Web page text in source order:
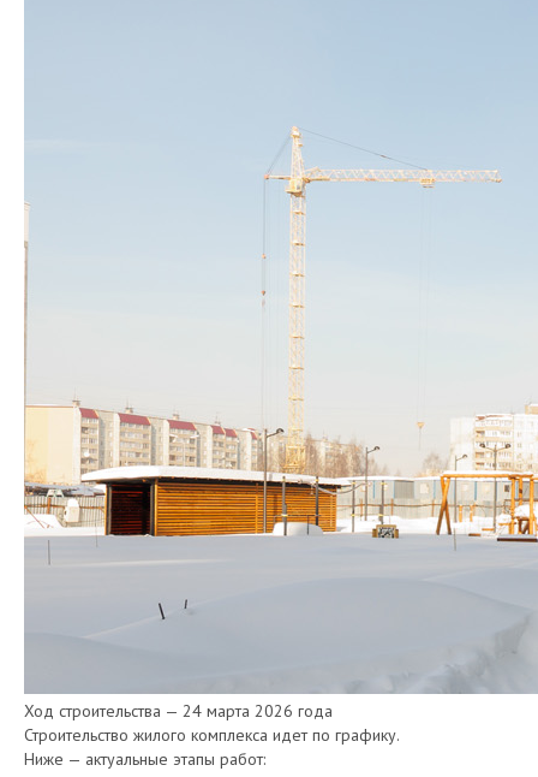
Ход строительства — 24 марта 2026 года
Строительство жилого комплекса идет по графику.
Ниже — актуальные этапы работ: